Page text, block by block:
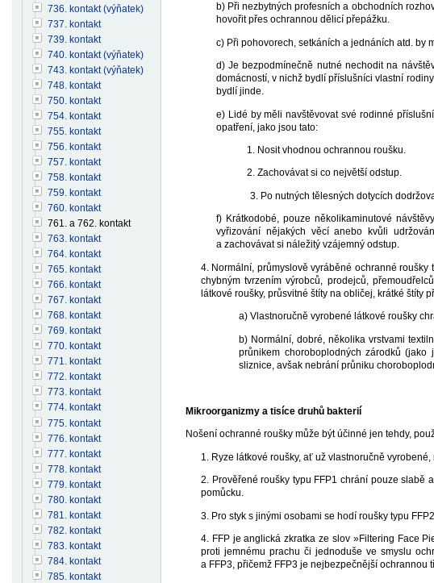
b) Při nezbytných profesních a obchodních
hovořit přes ochrannou dělicí přepážku.
c) Při pohovorech, setkáních a jednáních atd. by
d) Je bezpodmínečně nutné nechodit na
domácností, v nichž bydlí příslušníci vlastní
bydlí jinde.
e) Lidé by měli navštěvovat své rodinné
opatření, jako jsou tato:
1. Nosit vhodnou ochrannou roušku.
2. Zachovávat si co největší odstup.
3. Po nutných tělesných dotycích
f) Krátkodobé, pouze několikaminutové
vyřizování nějakých věcí anebo kvůli
a zachovávat si náležitý vzájemný odstup.
4. Normální, průmyslově vyráběné ochranné
chybným tvrzením výrobců, prodejců,
látkové roušky, průsvitné štíty na obličej, krátké štíty
a) Vlastnoručně vyrobené látkové roušky
b) Normální, dobré, několika vrstvami
průnikem choroboplodných zárodků
sliznice, avšak nebrání průniku
Mikroorganizmy a tisíce druhů bakterií
Nošení ochranné roušky může být účinné jen tehdy,
1. Ryze látkové roušky, ať už vlastnoručně
2. Prověřené roušky typu FFP1 chrání pouze slabě
pomůcku.
3. Pro styk s jinými osobami se hodí roušky typu
4. FFP je anglická zkratka ze slov »Filtering Face
proti jemnému prachu či jednoduše ve smyslu
a FFP3, přičemž FFP3 je nejbezpečnější ochrannou
736. kontakt (výňatek)
737. kontakt
739. kontakt
740. kontakt (výňatek)
743. kontakt (výňatek)
748. kontakt
750. kontakt
754. kontakt
755. kontakt
756. kontakt
757. kontakt
758. kontakt
759. kontakt
760. kontakt
761. a 762. kontakt
763. kontakt
764. kontakt
765. kontakt
766. kontakt
767. kontakt
768. kontakt
769. kontakt
770. kontakt
771. kontakt
772. kontakt
773. kontakt
774. kontakt
775. kontakt
776. kontakt
777. kontakt
778. kontakt
779. kontakt
780. kontakt
781. kontakt
782. kontakt
783. kontakt
784. kontakt
785. kontakt